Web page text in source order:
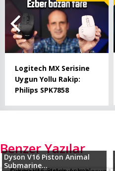
Logitech MX Serisine
Uygun Yollu Rakip:
Philips SPK7858
Benzer Yazılar
Dyson V16 Piston Animal
Submarine...